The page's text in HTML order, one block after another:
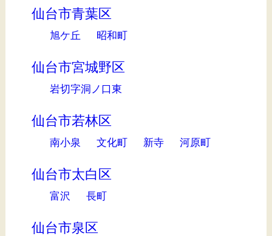
仙台市青葉区
旭ケ丘 昭和町
仙台市宮城野区
岩切字洞ノ口東
仙台市若林区
南小泉 文化町 新寺 河原町
仙台市太白区
富沢 長町
仙台市泉区